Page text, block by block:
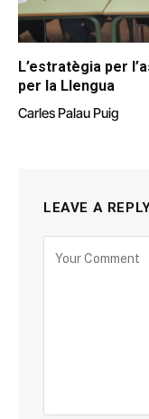
L’estratègia per
per la Llengua
Carles Palau Puig
LEAVE A